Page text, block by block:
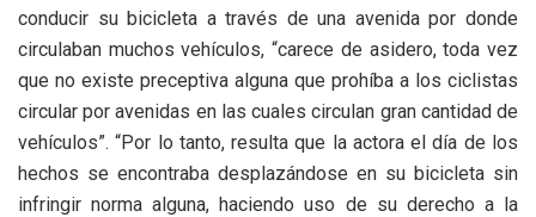
conducir su bicicleta a través de una avenida por donde
circulaban muchos vehículos, “carece de asidero, toda vez
que no existe preceptiva alguna que prohíba a los ciclistas
circular por avenidas en las cuales circulan gran cantidad de
vehículos”. “Por lo tanto, resulta que la actora el día de los
hechos se encontraba desplazándose en su bicicleta sin
infringir norma alguna, haciendo uso de su derecho a la